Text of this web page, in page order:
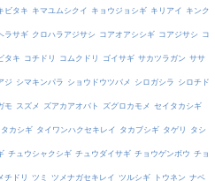
ビタキ キマユムシクイ キョウジョシギ キリアイ キンク
ラサギ クロハラアジサシ コアオアシシギ コアジサシ コ
タキ コチドリ コムクドリ ゴイサギ サカツラガン ササ
ジ シマキンパラ ショウドウツバメ シロガシラ シロチド
モ スズメ ズアカアオバト ズグロカモメ セイタカシギ
カシギ タイワンハクセキレイ タカブシギ タゲリ タシ
チュウシャクシギ チュウダイサギ チョウゲンボウ チョ
チドリ ツミ ツメナガセキレイ ツルシギ トウネン ナベ